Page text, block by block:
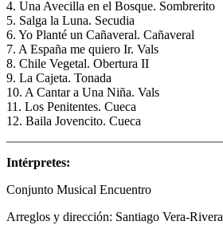
4. Una Avecilla en el Bosque. Sombrerito
5. Salga la Luna. Secudia
6. Yo Planté un Cañaveral. Cañaveral
7. A España me quiero Ir. Vals
8. Chile Vegetal. Obertura II
9. La Cajeta. Tonada
10. A Cantar a Una Niña. Vals
11. Los Penitentes. Cueca
12. Baila Jovencito. Cueca
Intérpretes:
Conjunto Musical Encuentro
Arreglos y dirección: Santiago Vera-Rivera